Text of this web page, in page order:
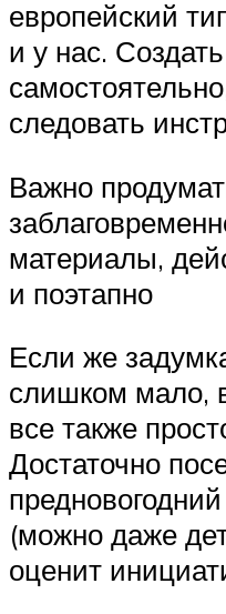
европейский
и у нас.
следовать
Важно
материалы,
и поэтапно
Если же
слишком мало,
все также
Достаточно
(можно даже
оценит